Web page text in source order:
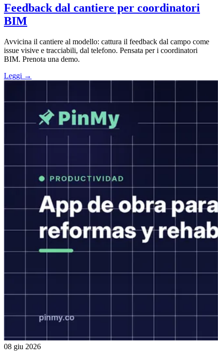
Feedback dal cantiere per coordinatori
BIM
Avvicina il cantiere al modello: cattura il feedback dal campo come
issue visive e tracciabili, dal telefono. Pensata per i coordinatori
BIM. Prenota una demo.
Leggi →
08 giu 2026